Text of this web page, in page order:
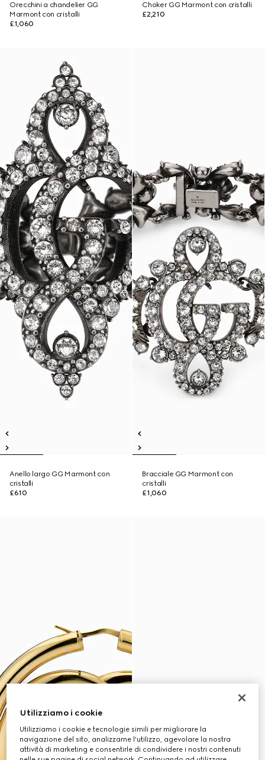
Orecchini a chandelier GG
Marmont con cristalli
£1,060
Choker GG Marmont con cristalli
£2,210
Anello largo GG Marmont con
cristalli
£610
Bracciale GG Marmont con
cristalli
£1,060
Utilizziamo i cookie
Utilizziamo i cookie e tecnologie simili per migliorare la
navigazione del sito, analizzarne l'utilizzo, agevolare la nostra
attività di marketing e consentirle di condividere i nostri contenuti